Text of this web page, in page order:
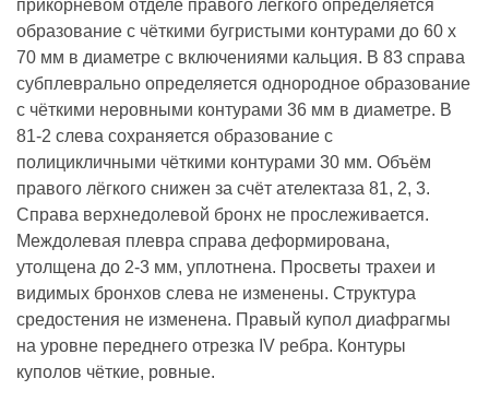
прикорневом отделе правого лёгкого определяется
образование с чёткими бугристыми контурами до 60 х
70 мм в диаметре с включениями кальция. В 83 справа
субплеврально определяется однородное образование
с чёткими неровными контурами 36 мм в диаметре. В
81-2 слева сохраняется образование с
полицикличными чёткими контурами 30 мм. Объём
правого лёгкого снижен за счёт ателектаза 81, 2, 3.
Справа верхнедолевой бронх не прослеживается.
Междолевая плевра справа деформирована,
утолщена до 2-3 мм, уплотнена. Просветы трахеи и
видимых бронхов слева не изменены. Структура
средостения не изменена. Правый купол диафрагмы
на уровне переднего отрезка IV ребра. Контуры
куполов чёткие, ровные.